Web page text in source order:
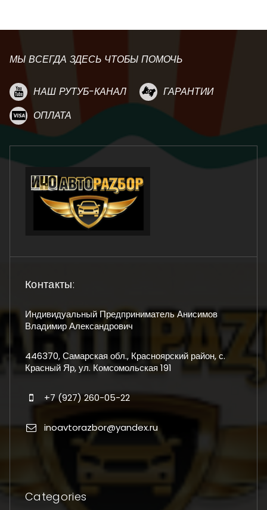
МЫ ВСЕГДА ЗДЕСЬ ЧТОБЫ ПОМОЧЬ
НАШ РУТУБ-КАНАЛ
ГАРАНТИИ
ОПЛАТА
Контакты:
Индивидуальный Предприниматель Анисимов
Владимир Александрович
446370, Самарская обл., Красноярский район, с.
Красный Яр, ул. Комсомольская 191
+7 (927) 260-05-22
inoavtorazbor@yandex.ru
Categories